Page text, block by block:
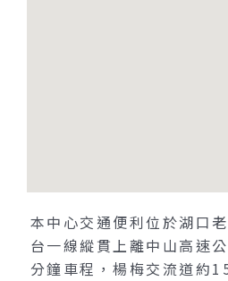
本中心交通便利位於湖口
台一線縱貫上離中山高速
分鐘車程，楊梅交流道約